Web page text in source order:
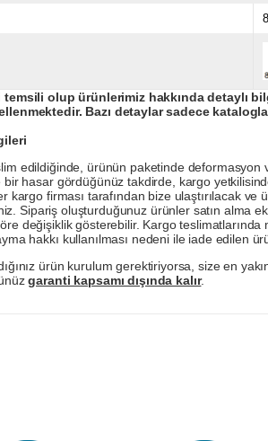
temsili olup ürünlerimiz hakkında detaylı
Bazı detaylar sadece
edildiğinde, ürünün paketinde
bir hasar gördüğünüz takdirde, kargo
kargo firması tarafından bize ulaştırılacak
Sipariş oluşturduğunuz ürünler satın alma
değişiklik gösterebilir. Kargo teslimatlarında
hakkı kullanılması nedeni ile iade edilen
ürün kurulum gerektiriyorsa, size en
garanti kapsamı dışında kalır.